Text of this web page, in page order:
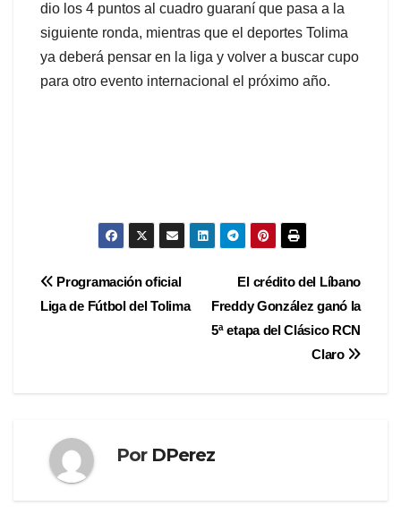
dio los 4 puntos al cuadro guaraní que pasa a la
siguiente ronda, mientras que el deportes Tolima
ya deberá pensar en la liga y volver a buscar cupo
para otro evento internacional el próximo año.
Navegación
de
El crédito del Líbano
Freddy González ganó la
5ª etapa del Clásico RCN
Claro
Programación oficial
Liga de Fútbol del Tolima
Por DPerez